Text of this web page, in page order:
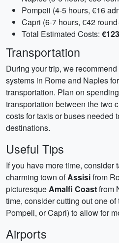
Pompeii (4-5 hours, €16
Capri (6-7 hours, €42
Total Estimated Costs: €123
Transportation
During your trip, we
systems in Rome and Naples
transportation. Plan on
transportation between the two
costs for taxis or buses needed
destinations.
Useful Tips
If you have more time, consider
charming town ofAssisifrom
picturesqueAmalfi Coastfrom
time, consider cutting out one
Pompeii, or Capri) to allow for
Airports